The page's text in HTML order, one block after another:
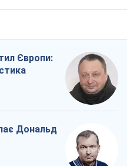
Європи:
Дональд